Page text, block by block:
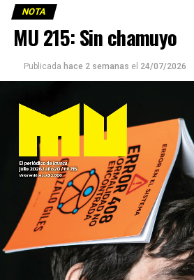
NOTA
MU 215: Sin chamuyo
Publicada hace 2 semanas el 24/07/2026